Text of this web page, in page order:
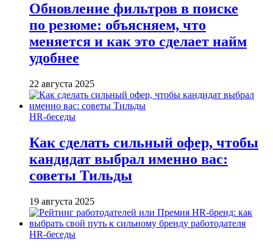
Обновление фильтров в поиске
по резюме: объясняем, что
меняется и как это сделает найм
удобнее
22 августа 2025
HR-беседы
Как сделать сильный офер, чтобы
кандидат выбрал именно вас:
советы Тильды
19 августа 2025
HR-беседы